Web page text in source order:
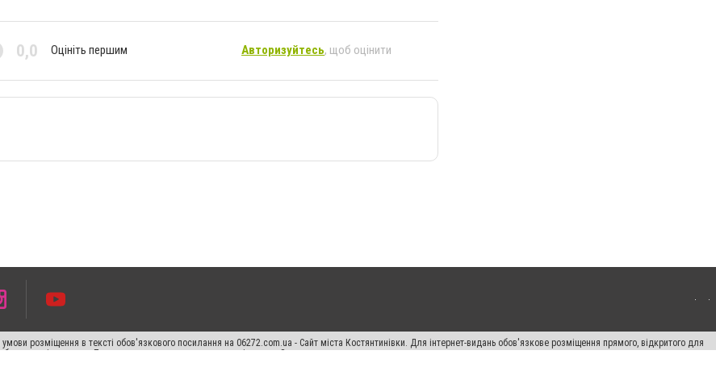
0,0 Оцініть першим Авторизуйтесь, щоб оцінити
розміщення в тексті обов'язкового посилання на 06272.com.ua - Сайт міста Костянтинівки. Для інтернет-видань обов'язкове розміщення прямого, відкритого для
в якості джерела. Порушення виняткових прав переслідується Законом.